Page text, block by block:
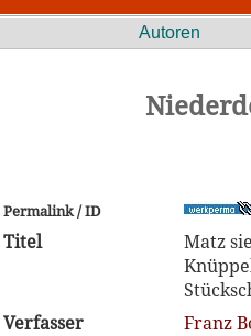
Autoren
Permalink / ID
Titel
Matz
Verfasser
Franz